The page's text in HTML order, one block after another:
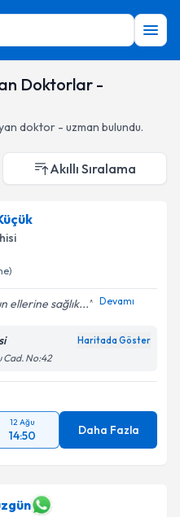
Doktorlar -
doktor - uzman bulundu.
Akıllı Sıralama
ellerine sağlık... Devamı
Haritada Göster
Cad. No:42
12 Ağu
14:50 Daha Fazla